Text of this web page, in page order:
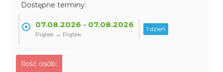
Dostępne terminy:
07.08.2026 - 07.08.2026
Piątek → Piątek
1 dzień
Ilość osób: